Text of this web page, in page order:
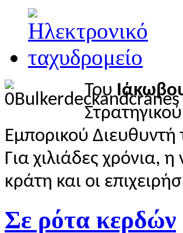
Του
Εμπορικού Διευθυντή
Για χιλιάδες χρόνια,
κράτη και οι
Σε ρότα κερδών